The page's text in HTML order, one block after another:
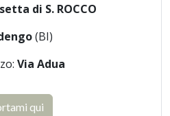
di S. ROCCO
(BI)
Via Adua
qui